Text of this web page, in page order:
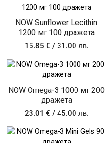
NOW Sunflower Lecithin
1200 мг 100 дражета
15.85 € / 31.00 лв.
NOW Omega-3 1000 мг 200
дражета
23.01 € / 45.00 лв.